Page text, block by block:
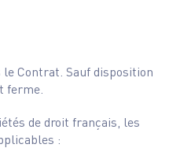
Contrat. Sauf disposition
ferme.
de droit français, les
: